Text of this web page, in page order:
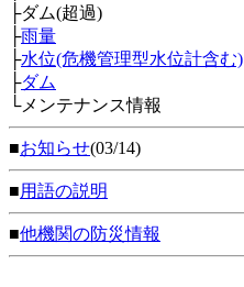
├ダム(超過)
├雨量
├水位(危機管理型水位計含む)
├ダム
└メンテナンス情報
■お知らせ(03/14)
■用語の説明
■他機関の防災情報